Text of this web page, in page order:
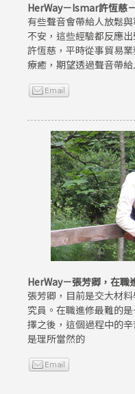
HerWay－Ismar許恆慈
有些聲音會帶給人放鬆
不安，這些經驗都反應
許恆慈，平時從事貿易
療癒，期望透過聲音帶給
HerWay－張芳卿，在職
張芳卿，目前是交大材
究員。在職進修最難的
擇之後，這個過程中的
是理所當然的